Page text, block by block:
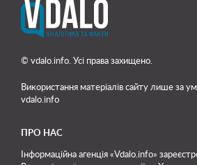
© vdalo.info. Усі права захищено.
Використання матеріалів сайту лише за
vdalo.info
ПРО НАС
Інформаційна агенція «Vdalo.info»